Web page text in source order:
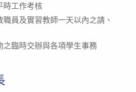
時工作考核
員及實習教師一天以內之請、
之臨時交辦與各項學生事務